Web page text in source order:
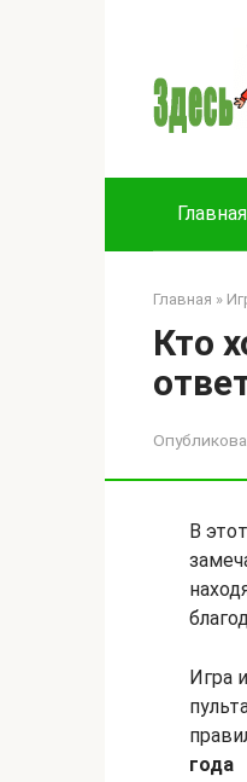
Главная
Главная »
Кто
В
Игра
года